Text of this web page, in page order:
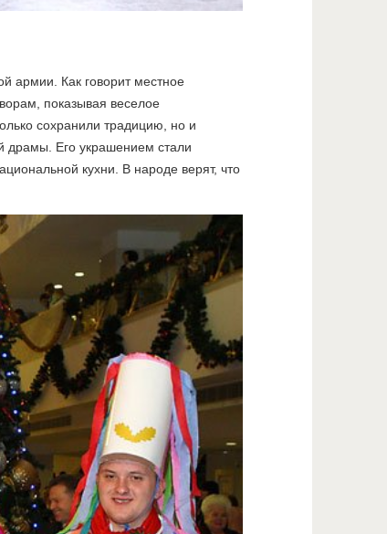
армии. Как говорит местное
показывая веселое
сохранили традицию, но и
драмы. Его украшением стали
кухни. В народе верят, что